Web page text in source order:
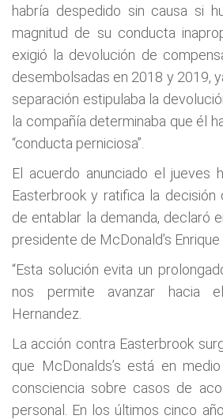
habría despedido sin causa si
magnitud de su conducta
exigió la devolución de
desembolsadas en 2018 y 2019,
separación estipulaba la
la compañía determinaba que él
“conducta perniciosa”.
El acuerdo anunciado el jueves
Easterbrook y ratifica la decisión
de entablar la demanda, declaró
presidente de McDonald’s
“Esta solución evita un
nos permite avanzar hacia
Hernandez.
La acción contra Easterbrook
que McDonalds’s está en
consciencia sobre casos de
personal. En los últimos cinco